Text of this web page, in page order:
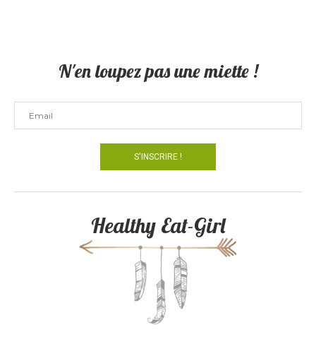
N'en loupez pas une miette !
Healthy Eat-Girl